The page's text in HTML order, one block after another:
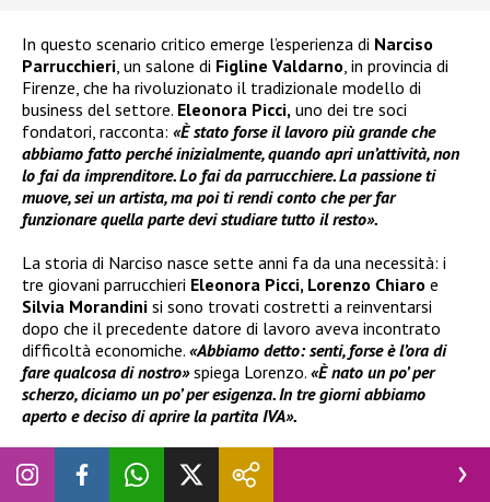
In questo scenario critico emerge l’esperienza di Narciso
Parrucchieri, un salone di Figline Valdarno, in provincia di
Firenze, che ha rivoluzionato il tradizionale modello di
business del settore. Eleonora Picci, uno dei tre soci
fondatori, racconta: «È stato forse il lavoro più grande che
abbiamo fatto perché inizialmente, quando apri un’attività, non
lo fai da imprenditore. Lo fai da parrucchiere. La passione ti
muove, sei un artista, ma poi ti rendi conto che per far
funzionare quella parte devi studiare tutto il resto».
La storia di Narciso nasce sette anni fa da una necessità: i
tre giovani parrucchieri Eleonora Picci, Lorenzo Chiaro e
Silvia Morandini si sono trovati costretti a reinventarsi
dopo che il precedente datore di lavoro aveva incontrato
difficoltà economiche. «Abbiamo detto: senti, forse è l’ora di
fare qualcosa di nostro»spiega Lorenzo. «È nato un po’ per
scherzo, diciamo un po’ per esigenza. In tre giorni abbiamo
aperto e deciso di aprire la partita IVA».